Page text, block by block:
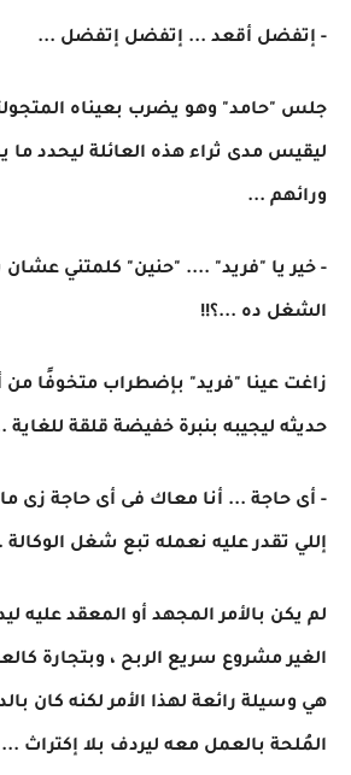
- إتفضل أقعد ... إتفضل إتفضل ...
جلس "حامد" وهو يضرب بعيناه
ليقيس مدى ثراء هذه العائلة ليحدد
ورائهم ...
- خير يا "فريد" .... "حنين" كلمتني
الشغل ده ...؟!!
زاغت عينا "فريد" بإضطراب متخوفًا من
حديثه ليجيبه بنبرة خفيضة قلقة للغاية
- أى حاجة ... أنا معاك فى أى حاجة زى
إللي تقدر عليه نعمله تبع شغل الوكالة
لم يكن بالأمر المجهد أو المعقد عليه
الغير مشروع سريع الربح ، وبتجارة
هي وسيلة رائعة لهذا الأمر لكنه كان
المُلحة بالعمل معه ليردف بلا إكتراث ...